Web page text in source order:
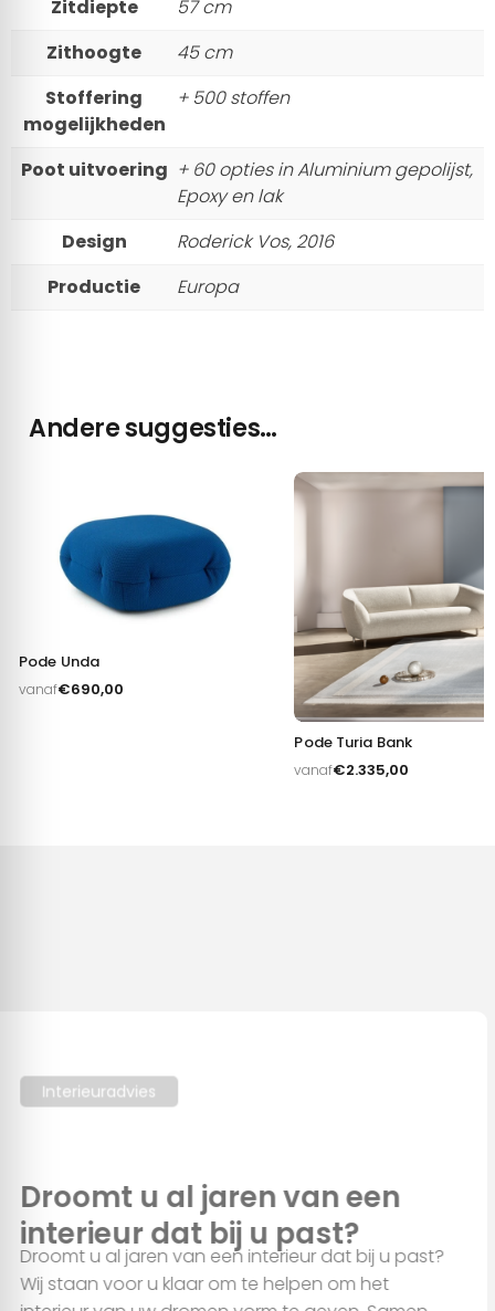
Over
Deze website maakt gebruik van cookies
We gebruiken cookies om content en advertenties te
Zitdiepte
57 cm
Zithoogte
45 cm
Stoffering
mogelijkheden
+ 500 stoffen
Poot uitvoering + 60 opties in Aluminium gepolijst,
Epoxy en lak
Design
Roderick Vos, 2016
Productie
Europa
Andere suggesties…
Pode Unda
vanaf€690,00
Pode Turia Bank
vanaf€2.335,00
Interieuradvies
interieur dat bij u past?
Droomt u al jaren van een interieur dat bij u past?
Wij staan voor u klaar om te helpen om het